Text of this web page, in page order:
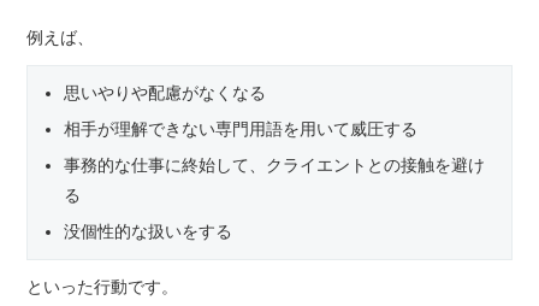
例えば、
思いやりや配慮がなくなる
相手が理解できない専門用語を用いて威圧する
事務的な仕事に終始して、クライエントとの接触を避け
る
没個性的な扱いをする
といった行動です。